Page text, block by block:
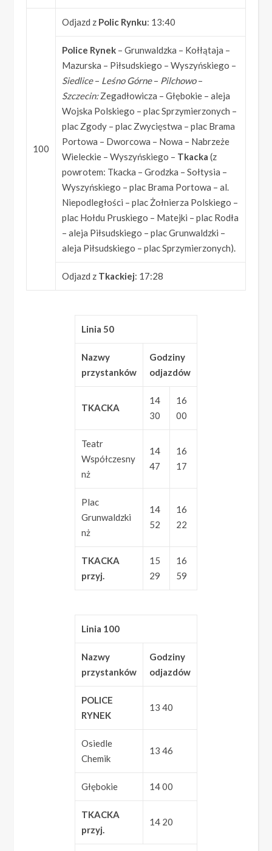
100
Odjazd z Polic Rynku: 13:40
Police Rynek – Grunwaldzka – Kołłątaja –
Mazurska – Piłsudskiego – Wyszyńskiego –
Siedlice– Leśno Górne– Pilchowo–
Szczecin:Zegadłowicza – Głębokie – aleja
Wojska Polskiego – plac Sprzymierzonych –
plac Zgody – plac Zwycięstwa – plac Brama
Portowa – Dworcowa – Nowa – Nabrzeże
Wieleckie – Wyszyńskiego – Tkacka (z
powrotem: Tkacka – Grodzka – Sołtysia –
Wyszyńskiego – plac Brama Portowa – al.
Niepodległości – plac Żołnierza Polskiego –
plac Hołdu Pruskiego – Matejki – plac Rodła
– aleja Piłsudskiego – plac Grunwaldzki –
aleja Piłsudskiego – plac Sprzymierzonych).
Odjazd z Tkackiej: 17:28
Linia 50
Nazwy
przystanków
Godziny
odjazdów
TKACKA
14
30
16
00
Teatr
Współczesny
nż
14
47
16
17
Plac
Grunwaldzki
nż
14
52
16
22
TKACKA
przyj.
15
29
16
59
Linia 100
Nazwy
przystanków
Godziny
odjazdów
POLICE
RYNEK
13 40
Osiedle
Chemik
13 46
Głębokie 14 00
TKACKA
przyj.
14 20